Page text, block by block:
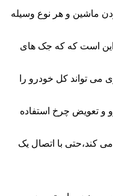
ماشین و هر نوع وسیله
است که که جک های
تواند کل خودرو را
و تعویض چرخ استفاده
کند،حتی با اتصال یک